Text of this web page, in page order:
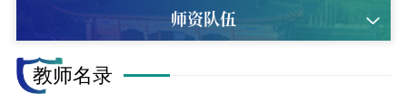
师资队伍
教师名录